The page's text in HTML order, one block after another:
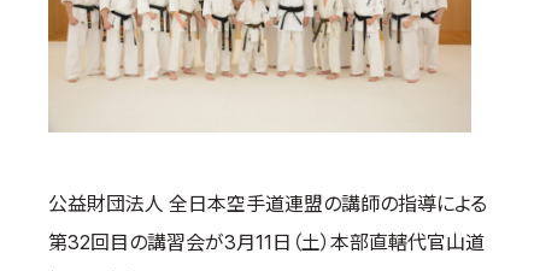
青少年部・保護者の方へ
一般の部・壮年部の方
会員制度
取材のお申し込み
よくある質問
公益財団法人 全日本空手道連盟の講師の指導による
第32回目の講習会が3月11日（土）本部直轄代官山道